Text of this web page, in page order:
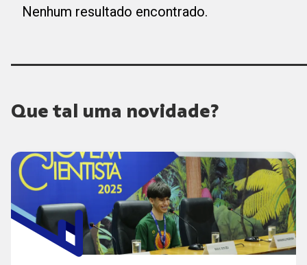
Nenhum resultado encontrado.
Que tal uma novidade?